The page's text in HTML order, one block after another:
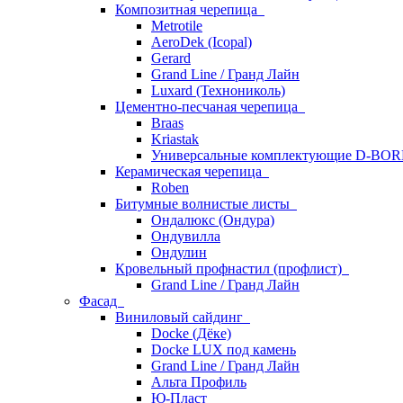
Композитная черепица
Metrotile
AeroDek (Icopal)
Gerard
Grand Line / Гранд Лайн
Luxard (Технониколь)
Цементно-песчаная черепица
Braas
Kriastak
Универсальные комплектующие D-
Керамическая черепица
Roben
Битумные волнистые листы
Ондалюкс (Ондура)
Ондувилла
Ондулин
Кровельный профнастил (профлист)
Grand Line / Гранд Лайн
Фасад
Виниловый сайдинг
Docke (Дёке)
Docke LUX под камень
Grand Line / Гранд Лайн
Альта Профиль
Ю-Пласт